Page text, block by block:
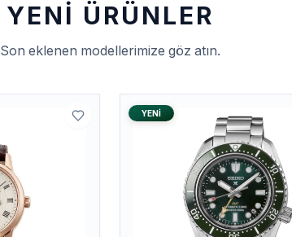
YENI ÜRÜNLER
Son eklenen modellerimize göz atın.
YENI